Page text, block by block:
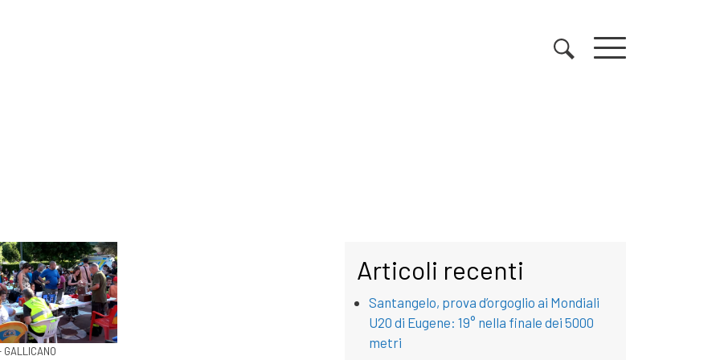
GALLICANO
Articoli recenti
Santangelo, prova d’orgoglio ai Mondiali
U20 di Eugene: 19° nella finale dei 5000
metri